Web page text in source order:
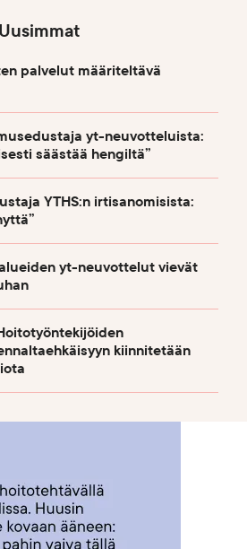
Uusimmat
palvelut määriteltävä
yt-neuvotteluista:
säästää hengiltä”
YTHS:n irtisanomisista:
yt-neuvottelut vievät
kiinnitetään